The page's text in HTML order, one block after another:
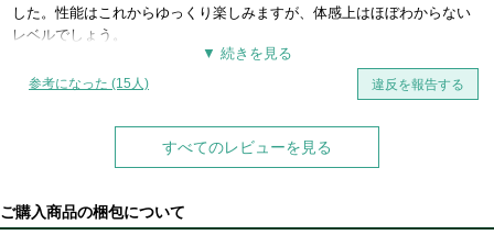
した。性能はこれからゆっくり楽しみますが、体感上はほぼわからない
レベルでしょう。
参考になった (15人) 違反を報告する
すべてのレビューを見る
ご購入商品の梱包について